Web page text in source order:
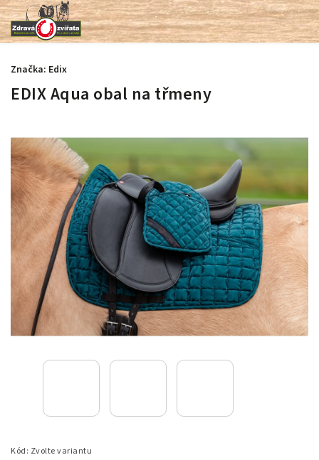
EDIX Aqua obal na třmeny
Kód: Zvolte variantu
Značka: Edix